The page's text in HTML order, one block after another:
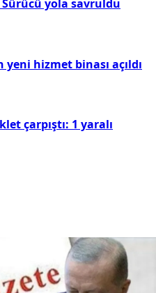
yola savruldu
hizmet binası açıldı
çarpıştı: 1 yaralı